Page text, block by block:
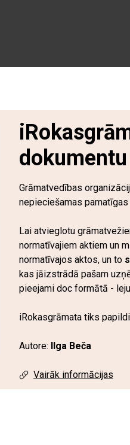
Grāmatvedības
nepieciešamas
Lai atvieglotu
normatīvajiem aktiem un
normatīvajos aktos, un to
kas jāizstrādā pašam
pieejami doc formātā -
iRokasgrāmata tiks
Autore: Ilga Beča
Vairāk informācijas